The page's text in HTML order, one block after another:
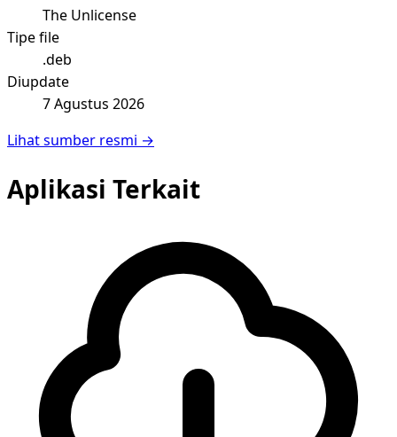
The Unlicense
Tipe file
.deb
Diupdate
7 Agustus 2026
Lihat sumber resmi →
Aplikasi Terkait